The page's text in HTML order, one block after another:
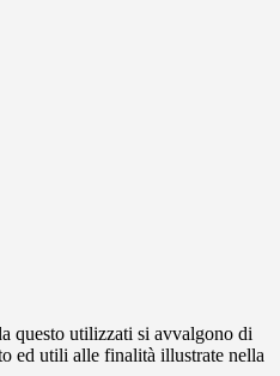
questo utilizzati si avvalgono di
ed utili alle finalità illustrate nella